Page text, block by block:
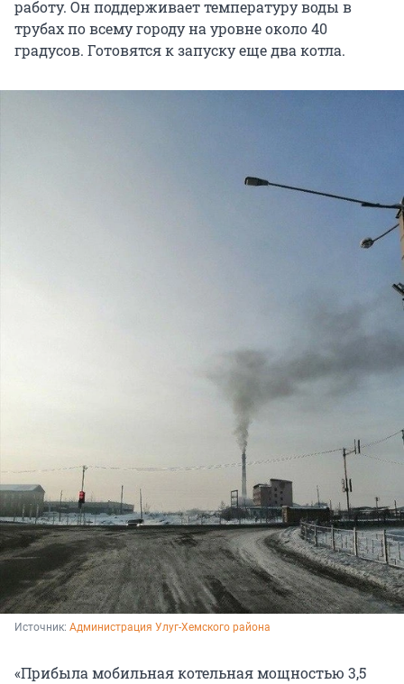
работу. Он поддерживает температуру воды в
трубах по всему городу на уровне около 40
градусов. Готовятся к запуску еще два котла.
Источник: Администрация Улуг-Хемского района
«Прибыла мобильная котельная мощностью 3,5